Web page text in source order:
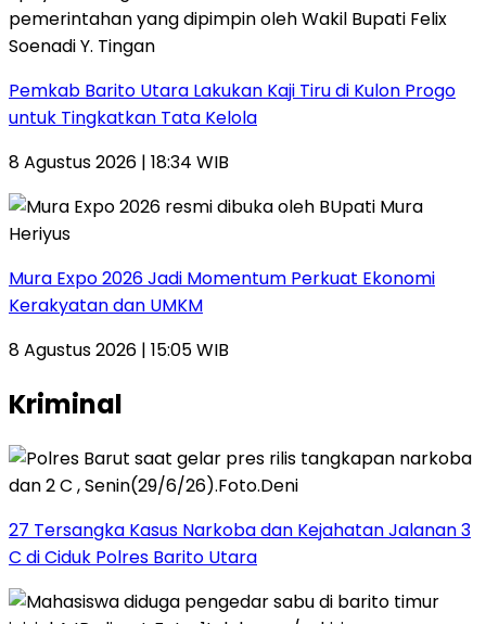
Pemkab Barito Utara Lakukan Kaji Tiru di Kulon Progo
untuk Tingkatkan Tata Kelola
8 Agustus 2026 | 18:34 WIB
Mura Expo 2026 Jadi Momentum Perkuat Ekonomi
Kerakyatan dan UMKM
8 Agustus 2026 | 15:05 WIB
Kriminal
27 Tersangka Kasus Narkoba dan Kejahatan Jalanan 3
C di Ciduk Polres Barito Utara